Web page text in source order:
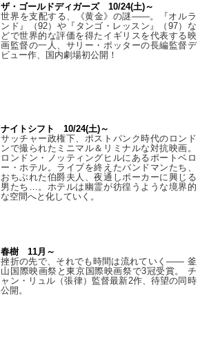
ザ・ゴールドディガーズ 10/24(土)～
世界を支配する、《黄金》の謎――。『オルラ
ンド』（92）や『タンゴ・レッスン』（97）な
どで世界的な評価を得たイギリスを代表する映
画監督の一人、サリー・ポッターの長編監督デ
ビュー作、国内劇場初公開！
ナイトシフト 10/24(土)～
サッチャー政権下、ポストパンク時代のロンド
ンで撮られたミニマル＆リミナルな対抗映画。
ロンドン・ノッティングヒルにあるポートベロ
ー・ホテル。ライブを終えたバンドマンたち、
おちぶれた伯爵夫人、夜通しポーカーに興じる
男たち…。ホテルは幽霊が彷徨うような境界的
な空間へと化していく。
春樹 11月～
挫折の先で、それでも時間は流れていく—— 釜
山国際映画祭と東京国際映画祭で3冠受賞。 チ
ャン・リュル（張律）監督最新2作、待望の同時
公開。